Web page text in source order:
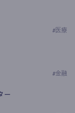
# 医療
#金融
ー